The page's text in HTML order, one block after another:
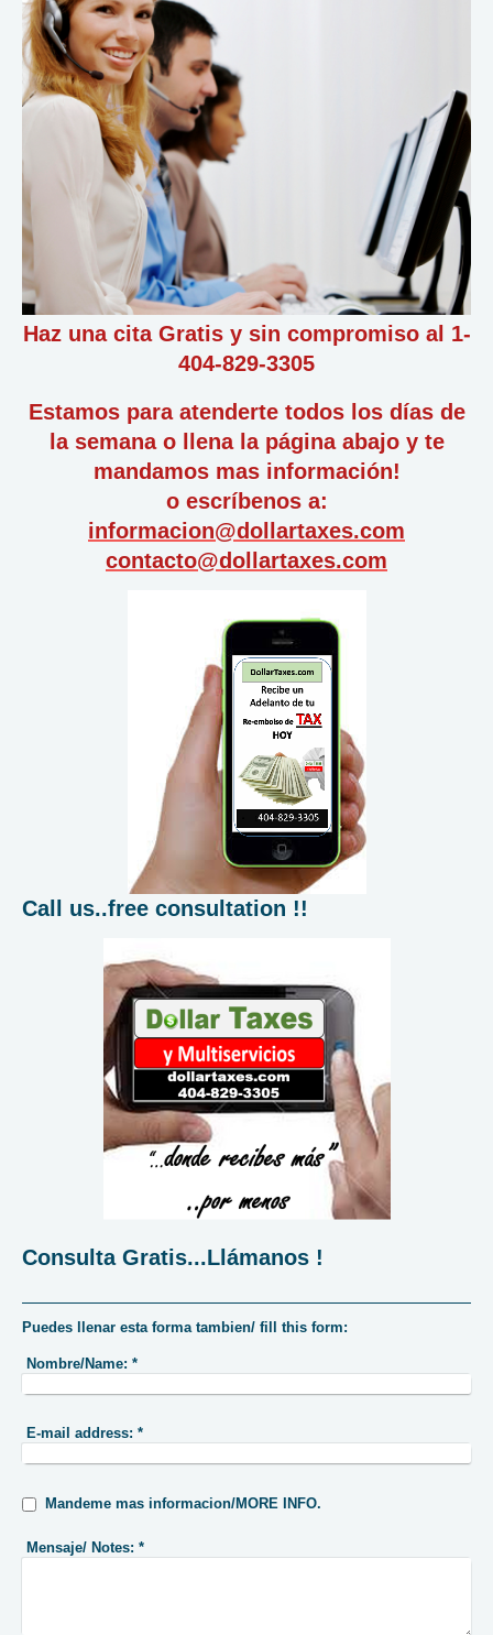
Haz una cita Gratis y sin compromiso al 1-
404-829-3305
Estamos para atenderte todos los días de
la semana o llena la página abajo y te
mandamos mas información!
o escríbenos a:
informacion@dollartaxes.com
contacto@dollartaxes.com
Call us..free consultation !!
Consulta Gratis...Llámanos !
Puedes llenar esta forma tambien/ fill this form:
Nombre/Name: *
E-mail address: *
Mandeme mas informacion/MORE INFO.
Mensaje/ Notes: *